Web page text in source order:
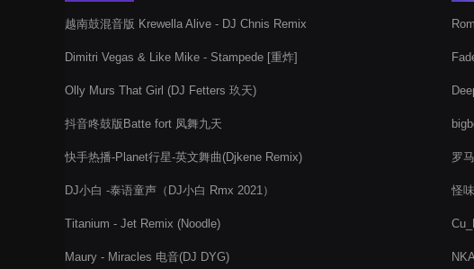
越南鼓混音版 Krewella Alive - DJ Chnis Remix
Dimitri Vegas & Like Mike - Stampede [重炸]
Olly Murs That Girl (DJ Fetters 玖天)
抖音咚鼓版Batte fort 凤舞九天
快手热播-Planet行星-英文舞曲(Djkene Remix)
DJ小白 -泰语童声（DJ小白 Rmx 2021）
Titanium - Jet Remix (Noodle)
Maury - Miracles 电音(DJ DYG)
罗
怪